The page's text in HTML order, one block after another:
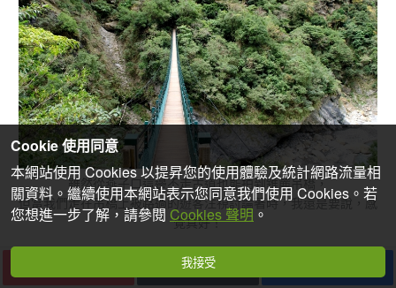
雖然從燕子口這邊不走古道也能拍到錐麓吊橋，
但當我們走在吊橋上被路過的遊客注視討論著時，我還是要說，感
覺真好！
下一篇
Cookie 使用同意
本網站使用 Cookies 以提昇您的使用體驗及統計網路流量相
關資料。繼續使用本網站表示您同意我們使用 Cookies。若
您想進一步了解，請參閱 Cookies 聲明 。
我接受